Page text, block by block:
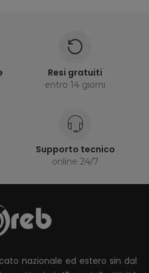
Resi gratuiti
entro 14 giorni
Supporto tecnico
online 24/7
nazionale ed estero sin dal